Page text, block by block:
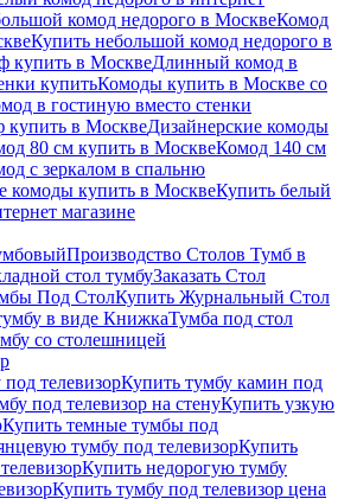
комод недорого в МосквеКомод
Купить небольшой комод недорого в
купить в МосквеДлинный комод в
купитьКомоды купить в Москве со
в гостиную вместо стенки
купить в МосквеДизайнерские комоды
80 см купить в МосквеКомод 140 см
с зеркалом в спальню
комоды купить в МосквеКупить белый
магазине
Производство Столов Тумб в
стол тумбуЗаказать Стол
Под СтолКупить Журнальный Стол
в виде КнижкаТумба под стол
со столешницей
телевизорКупить тумбу камин под
под телевизор на стенуКупить узкую
Купить темные тумбы под
тумбу под телевизорКупить
Купить недорогую тумбу
Купить тумбу под телевизор цена